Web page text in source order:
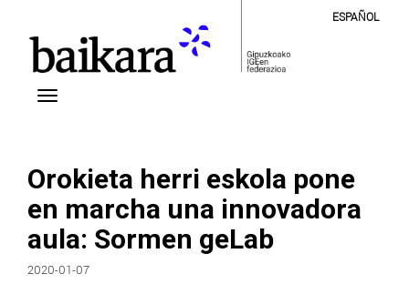
ESPAÑOL
Orokieta herri eskola pone
en marcha una innovadora
aula: Sormen geLab
2020-01-07